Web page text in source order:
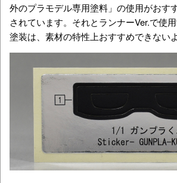
外のプラモデル専用塗料」の使用がおす
されています。それとランナーVer.で使
塗装は、素材の特性上おすすめできないよ